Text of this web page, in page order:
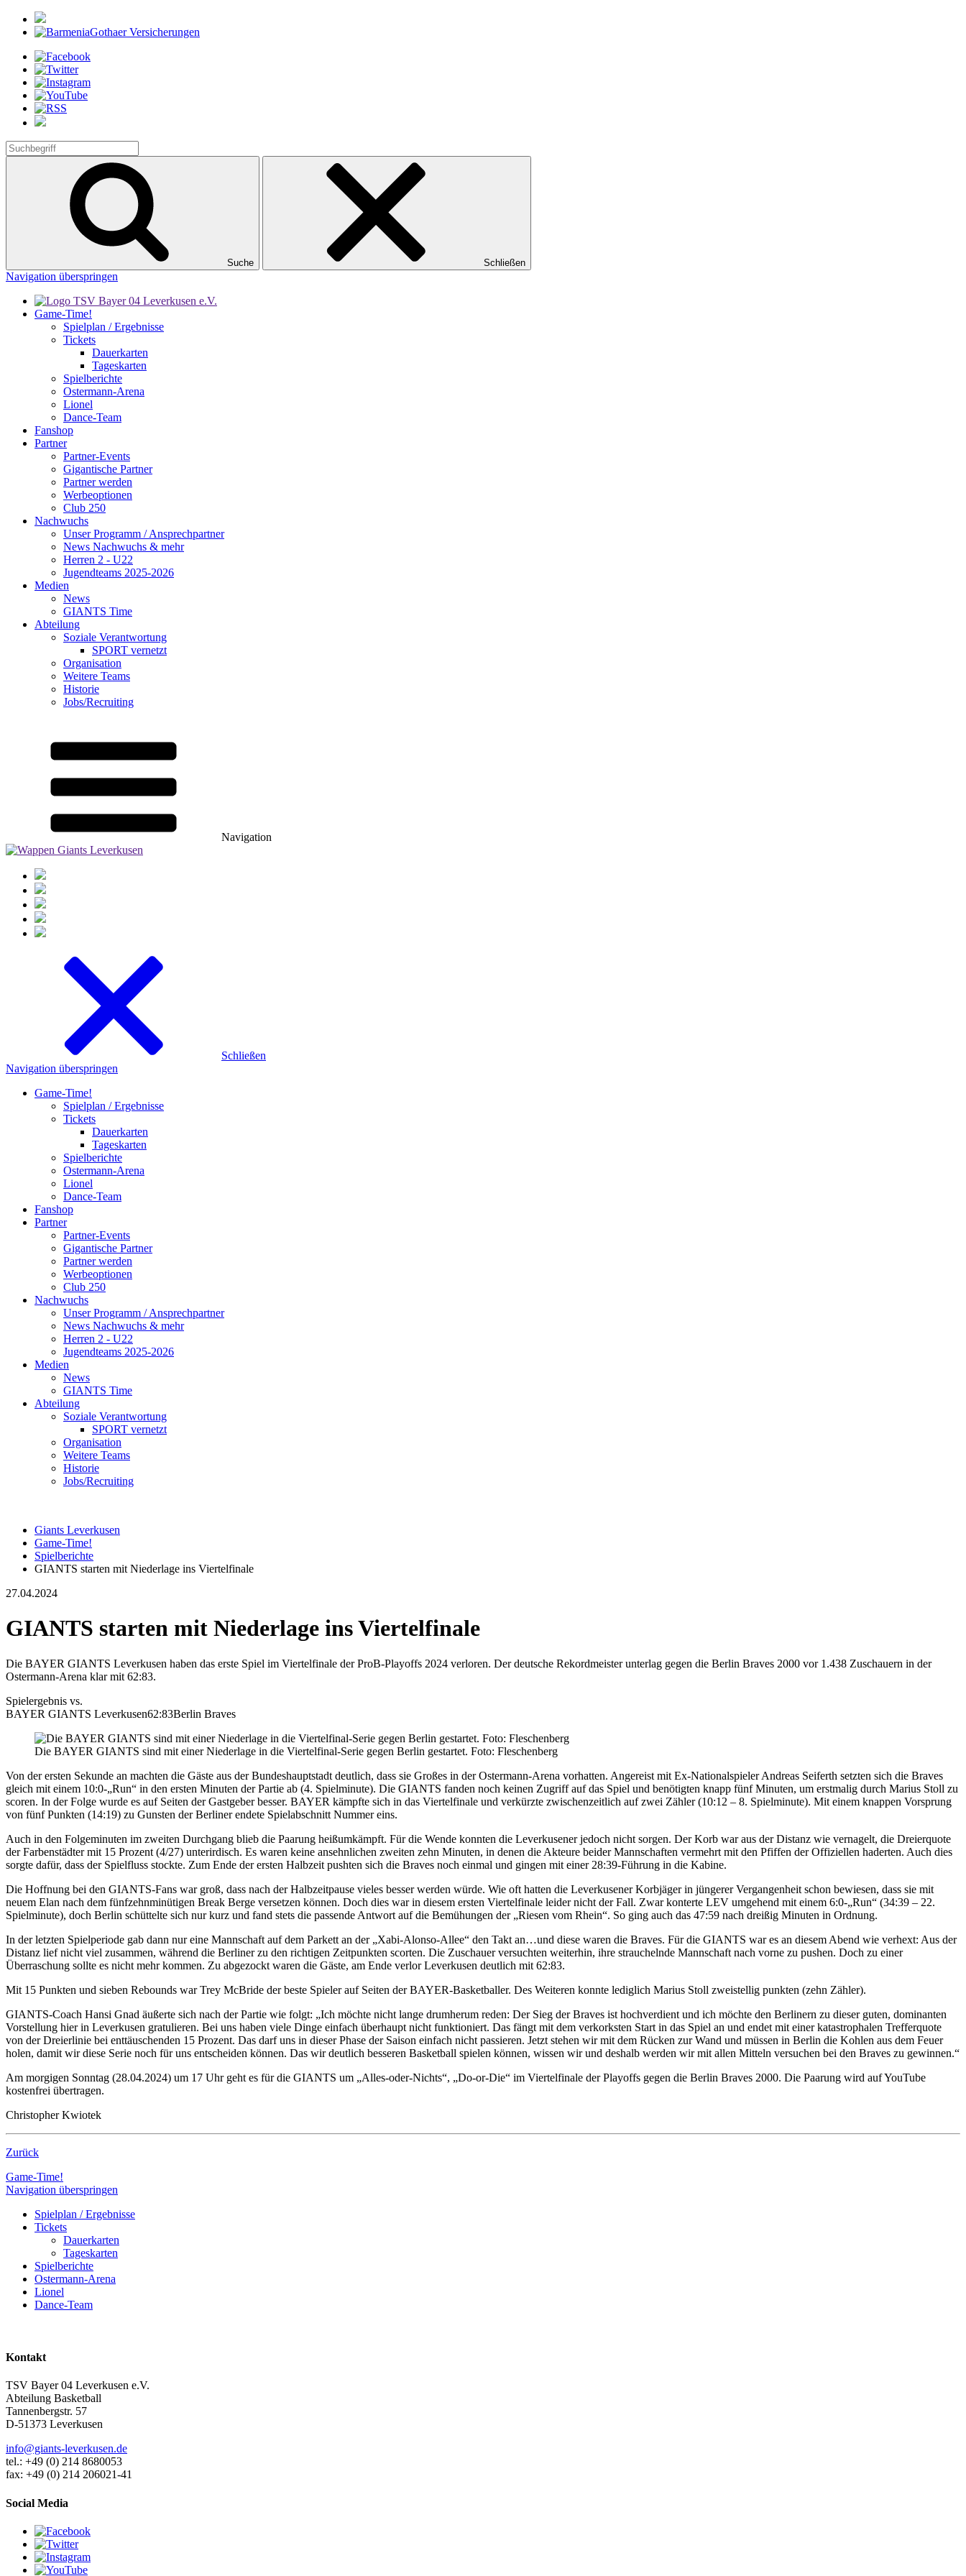
Suche Schließen
Navigation überspringen
Game-Time!
Spielplan / Ergebnisse
Tickets
Dauerkarten
Tageskarten
Spielberichte
Ostermann-Arena
Lionel
Dance-Team
Fanshop
Partner
Partner-Events
Gigantische Partner
Partner werden
Werbeoptionen
Club 250
Nachwuchs
Unser Programm / Ansprechpartner
News Nachwuchs & mehr
Herren 2 - U22
Jugendteams 2025-2026
Medien
News
GIANTS Time
Abteilung
Soziale Verantwortung
SPORT vernetzt
Organisation
Weitere Teams
Historie
Jobs/Recruiting
Navigation
Schließen
Navigation überspringen
Game-Time!
Spielplan / Ergebnisse
Tickets
Dauerkarten
Tageskarten
Spielberichte
Ostermann-Arena
Lionel
Dance-Team
Fanshop
Partner
Partner-Events
Gigantische Partner
Partner werden
Werbeoptionen
Club 250
Nachwuchs
Unser Programm / Ansprechpartner
News Nachwuchs & mehr
Herren 2 - U22
Jugendteams 2025-2026
Medien
News
GIANTS Time
Abteilung
Soziale Verantwortung
SPORT vernetzt
Organisation
Weitere Teams
Historie
Jobs/Recruiting
Giants Leverkusen
Game-Time!
Spielberichte
GIANTS starten mit Niederlage ins Viertelfinale
27.04.2024
GIANTS starten mit Niederlage ins Viertelfinale
Die BAYER GIANTS Leverkusen haben das erste Spiel im Viertelfinale der ProB-Playoffs 2024 verloren. Der deutsche Rekordmeister unterlag gegen die Berlin Braves 2000 vor 1.438 Zuschauern in der
Ostermann-Arena klar mit 62:83.
Spielergebnis vs.
BAYER GIANTS Leverkusen62:83Berlin Braves
Die BAYER GIANTS sind mit einer Niederlage in die Viertelfinal-Serie gegen Berlin gestartet. Foto: Fleschenberg
Von der ersten Sekunde an machten die Gäste aus der Bundeshauptstadt deutlich, dass sie Großes in der Ostermann-Arena vorhatten. Angereist mit Ex-Nationalspieler Andreas Seiferth setzten sich die Braves
gleich mit einem 10:0-„Run“ in den ersten Minuten der Partie ab (4. Spielminute). Die GIANTS fanden noch keinen Zugriff auf das Spiel und benötigten knapp fünf Minuten, um erstmalig durch Marius Stoll zu
scoren. In der Folge wurde es auf Seiten der Gastgeber besser. BAYER kämpfte sich in das Viertelfinale und verkürzte zwischenzeitlich auf zwei Zähler (10:12 – 8. Spielminute). Mit einem knappen Vorsprung
von fünf Punkten (14:19) zu Gunsten der Berliner endete Spielabschnitt Nummer eins.
Auch in den Folgeminuten im zweiten Durchgang blieb die Paarung heißumkämpft. Für die Wende konnten die Leverkusener jedoch nicht sorgen. Der Korb war aus der Distanz wie vernagelt, die Dreierquote
der Farbenstädter mit 15 Prozent (4/27) unterirdisch. Es waren keine ansehnlichen zweiten zehn Minuten, in denen die Akteure beider Mannschaften vermehrt mit den Pfiffen der Offiziellen haderten. Auch dies
sorgte dafür, dass der Spielfluss stockte. Zum Ende der ersten Halbzeit pushten sich die Braves noch einmal und gingen mit einer 28:39-Führung in die Kabine.
Die Hoffnung bei den GIANTS-Fans war groß, dass nach der Halbzeitpause vieles besser werden würde. Wie oft hatten die Leverkusener Korbjäger in jüngerer Vergangenheit schon bewiesen, dass sie mit
neuem Elan nach dem fünfzehnminütigen Break Berge versetzen können. Doch dies war in diesem ersten Viertelfinale leider nicht der Fall. Zwar konterte LEV umgehend mit einem 6:0-„Run“ (34:39 – 22.
Spielminute), doch Berlin schüttelte sich nur kurz und fand stets die passende Antwort auf die Bemühungen der „Riesen vom Rhein“. So ging auch das 47:59 nach dreißig Minuten in Ordnung.
In der letzten Spielperiode gab dann nur eine Mannschaft auf dem Parkett an der „Xabi-Alonso-Allee“ den Takt an…und diese waren die Braves. Für die GIANTS war es an diesem Abend wie verhext: Aus der
Distanz lief nicht viel zusammen, während die Berliner zu den richtigen Zeitpunkten scorten. Die Zuschauer versuchten weiterhin, ihre strauchelnde Mannschaft nach vorne zu pushen. Doch zu einer
Überraschung sollte es nicht mehr kommen. Zu abgezockt waren die Gäste, am Ende verlor Leverkusen deutlich mit 62:83.
Mit 15 Punkten und sieben Rebounds war Trey McBride der beste Spieler auf Seiten der BAYER-Basketballer. Des Weiteren konnte lediglich Marius Stoll zweistellig punkten (zehn Zähler).
GIANTS-Coach Hansi Gnad äußerte sich nach der Partie wie folgt: „Ich möchte nicht lange drumherum reden: Der Sieg der Braves ist hochverdient und ich möchte den Berlinern zu dieser guten, dominanten
Vorstellung hier in Leverkusen gratulieren. Bei uns haben viele Dinge einfach überhaupt nicht funktioniert. Das fängt mit dem verkorksten Start in das Spiel an und endet mit einer katastrophalen Trefferquote
von der Dreierlinie bei enttäuschenden 15 Prozent. Das darf uns in dieser Phase der Saison einfach nicht passieren. Jetzt stehen wir mit dem Rücken zur Wand und müssen in Berlin die Kohlen aus dem Feuer
holen, damit wir diese Serie noch für uns entscheiden können. Das wir deutlich besseren Basketball spielen können, wissen wir und deshalb werden wir mit allen Mitteln versuchen bei den Braves zu gewinnen.“
Am morgigen Sonntag (28.04.2024) um 17 Uhr geht es für die GIANTS um „Alles-oder-Nichts“, „Do-or-Die“ im Viertelfinale der Playoffs gegen die Berlin Braves 2000. Die Paarung wird auf YouTube
kostenfrei übertragen.
Christopher Kwiotek
Zurück
Game-Time!
Navigation überspringen
Spielplan / Ergebnisse
Tickets
Dauerkarten
Tageskarten
Spielberichte
Ostermann-Arena
Lionel
Dance-Team
Kontakt
TSV Bayer 04 Leverkusen e.V.
Abteilung Basketball
Tannenbergstr. 57
D-51373 Leverkusen
info@giants-leverkusen.de
tel.: +49 (0) 214 8680053
fax: +49 (0) 214 206021-41
Social Media